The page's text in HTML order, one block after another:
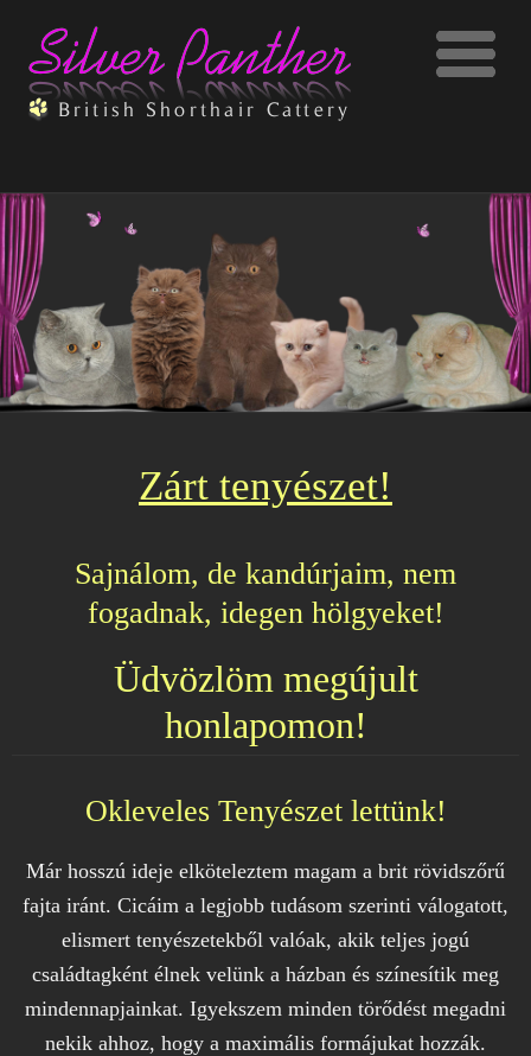
Zárt tenyészet!
Sajnálom, de kandúrjaim, nem
fogadnak, idegen hölgyeket!
Üdvözlöm megújult
honlapomon!
Okleveles Tenyészet lettünk!
Már hosszú ideje elköteleztem magam a brit rövidszőrű
fajta iránt. Cicáim a legjobb tudásom szerinti válogatott,
elismert tenyészetekből valóak, akik teljes jogú
családtagként élnek velünk a házban és színesítik meg
mindennapjainkat. Igyekszem minden törődést megadni
nekik ahhoz, hogy a maximális formájukat hozzák.